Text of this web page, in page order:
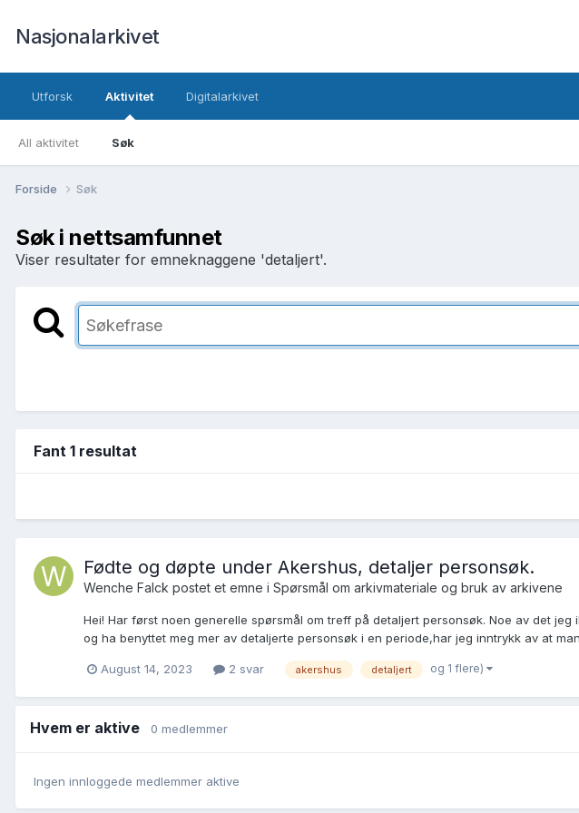
Nasjonalarkivet
Utforsk Aktivitet
All aktivitet Søk
Digitalarkivet
Forside Søk
Søk i nettsamfunnet
Viser resultater for emneknaggene 'detaljert'.
Fant 1 resultat
Fødte og døpte under Akershus, detaljer personsøk.
Wenche Falck postet et emne i Spørsmål om arkivmateriale og bruk av arkivene
Hei! Har først noen generelle spørsmål om treff på detaljert personsøk. Noe av det
og ha benyttet meg mer av detaljerte personsøk i en periode,har jeg inntrykk av at
August 14, 2023 2 svar akershus detaljert og 1 flere)
Hvem er aktive 0 medlemmer
Ingen innloggede medlemmer aktive